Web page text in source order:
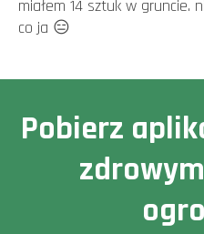
miałem 14 sztuk w gruncie.
co ja 😑
Pobierz